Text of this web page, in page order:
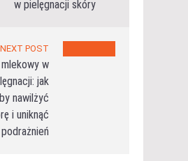
w pielęgnacji skóry
NEXT POST
mlekowy w
jak
nawilżyć
i uniknąć
podrażnień